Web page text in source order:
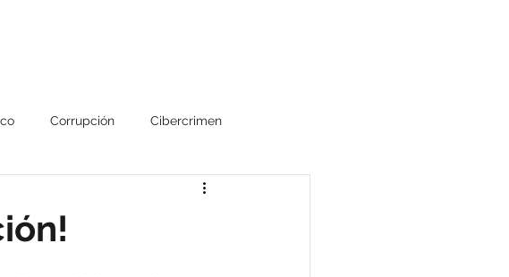
Corrupción Cibercrimen
Alerta Sanitaria